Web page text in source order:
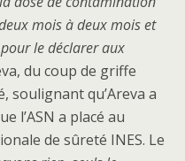
mois à deux mois et
le déclarer aux
du coup de griffe
soulignant qu’Areva a
l’ASN a placé au
de sûreté INES. Le